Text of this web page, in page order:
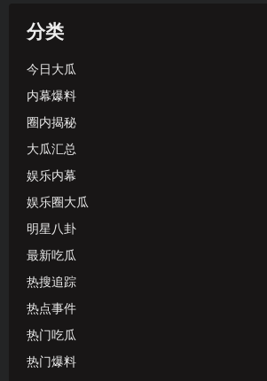
分类
今日大瓜
内幕爆料
圈内揭秘
大瓜汇总
娱乐内幕
娱乐圈大瓜
明星八卦
最新吃瓜
热搜追踪
热点事件
热门吃瓜
热门爆料